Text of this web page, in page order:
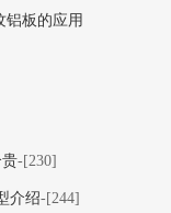
铝板的应用
-[230]
介绍-[244]